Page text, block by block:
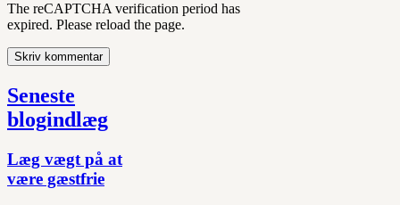
The reCAPTCHA verification period has
expired. Please reload the page.
Seneste
blogindlæg
Læg vægt på at
være gæstfrie